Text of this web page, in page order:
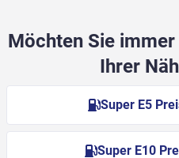
Möchten Sie
Ihrer
Super E5
Super E10